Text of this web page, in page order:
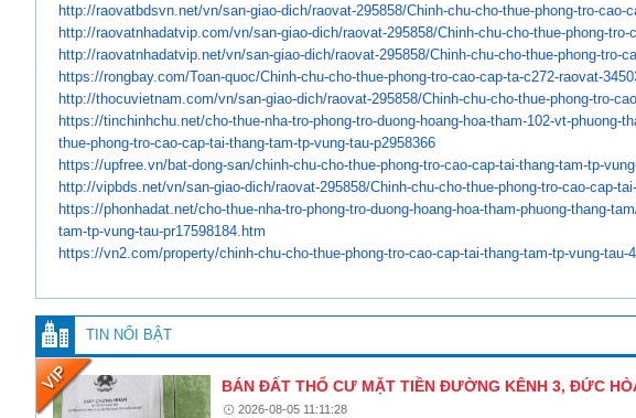
http://raovatbdsvn.net/vn/san-giao-dich/raovat-295858/Chinh-chu-cho-thue-phong-tro-cao-
http://raovatnhadatvip.com/vn/san-giao-dich/raovat-295858/Chinh-chu-cho-thue-phong-tro-
http://raovatnhadatvip.net/vn/san-giao-dich/raovat-295858/Chinh-chu-cho-thue-phong-tro-
https://rongbay.com/Toan-quoc/Chinh-chu-cho-thue-phong-tro-cao-cap-ta-c272-raovat-
http://thocuvietnam.com/vn/san-giao-dich/raovat-295858/Chinh-chu-cho-thue-phong-tro-
https://tinchinhchu.net/cho-thue-nha-tro-phong-tro-duong-hoang-hoa-tham-102-vt-phuong-
thue-phong-tro-cao-cap-tai-thang-tam-tp-vung-tau-p2958366
https://upfree.vn/bat-dong-san/chinh-chu-cho-thue-phong-tro-cao-cap-tai-thang-tam-tp-
http://vipbds.net/vn/san-giao-dich/raovat-295858/Chinh-chu-cho-thue-phong-tro-cao-cap-
https://phonhadat.net/cho-thue-nha-tro-phong-tro-duong-hoang-hoa-tham-phuong-thang-
tam-tp-vung-tau-pr17598184.htm
https://vn2.com/property/chinh-chu-cho-thue-phong-tro-cao-cap-tai-thang-tam-tp-vung-tau-
TIN NỔI BẬT
BÁN ĐẤT THỔ CƯ MẶT TIỀN ĐƯỜNG KÊNH 3, ĐỨC
2026-08-05 11:11:28